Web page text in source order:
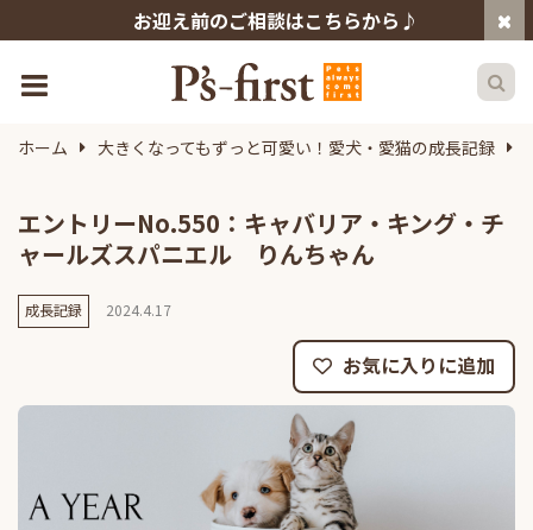
お迎え前のご相談はこちらから♪
ホーム 大きくなってもずっと可愛い！愛犬・愛猫の成長記録
エントリーNo.550：キャバリア・キング・チ
ャールズスパニエル りんちゃん
成長記録 2024.4.17
お気に入りに追加